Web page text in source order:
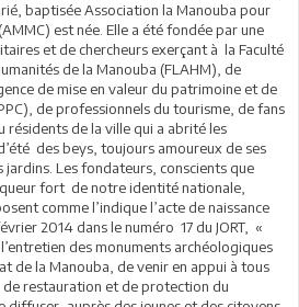
baptisée Association la Manouba pour
est née. Elle a été fondée par une
et de chercheurs exerçant à la Faculté
de la Manouba (FLAHM), de
de mise en valeur du patrimoine et de
de professionnels du tourisme, de fans
de la ville qui a abrité les
des beys, toujours amoureux de ses
jardins. Les fondateurs, conscients que
fort de notre identité nationale,
comme l’indique l’acte de naissance
2014 dans le numéro 17 du JORT, «
des monuments archéologiques
de la Manouba, de venir en appui à tous
restauration et de protection du